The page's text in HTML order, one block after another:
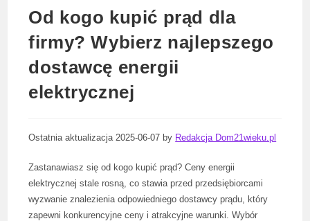
Od kogo kupić prąd dla
firmy? Wybierz najlepszego
dostawcę energii
elektrycznej
Ostatnia aktualizacja 2025-06-07 by Redakcja Dom21wieku.pl
Zastanawiasz się od kogo kupić prąd? Ceny energii
elektrycznej stale rosną, co stawia przed przedsiębiorcami
wyzwanie znalezienia odpowiedniego dostawcy prądu, który
zapewni konkurencyjne ceny i atrakcyjne warunki. Wybór